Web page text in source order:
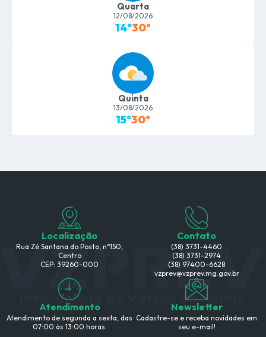
Quarta
12/08/2026
30°
14°
Quinta
13/08/2026
30°
15°
Localização
Rua Zé Santana do Posto, n°150,
Centro
CEP: 39260-000
Contato
(38) 3731-4460
(38) 3731-2974
(38) 97400-6628
vzprev@vzprev.mg.gov.br
Atendimento
Atendimento de segunda a sexta, das
07:00 às 13:00 horas.
Newsletter
Cadastre-se e receba novidades em
seu e-mail!